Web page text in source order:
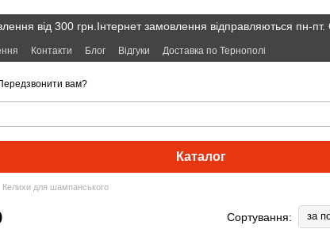
від 300 грн.Інтернет замовлення відправляються пн-
Контакти Блог Відгуки Доставка по Тернополі
вам?
Каталог
Келихи для шампанського
Сортування: за